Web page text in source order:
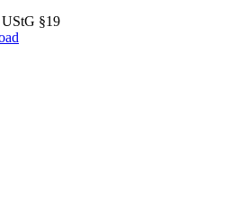
UStG §19